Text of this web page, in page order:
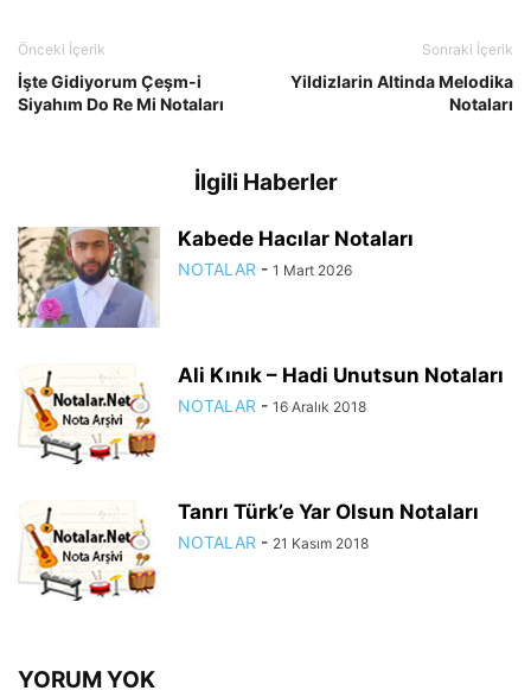
Önceki İçerik
İşte Gidiyorum Çeşm-i
Siyahım Do Re Mi Notaları
Sonraki İçerik
Yildizlarin Altinda Melodika
Notaları
İlgili Haberler
Kabede Hacılar Notaları
NOTALAR - 1 Mart 2026
Ali Kınık – Hadi Unutsun Notaları
NOTALAR - 16 Aralık 2018
Tanrı Türk’e Yar Olsun Notaları
NOTALAR - 21 Kasım 2018
YORUM YOK